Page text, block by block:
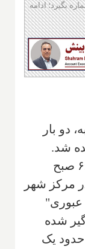
بگیرد؛ ادامه
دو بار
شد.
اولین هشدار در حدود ساعت ۶:۲۰ صبح
مرکز شهر
عبوری"
شده
یک